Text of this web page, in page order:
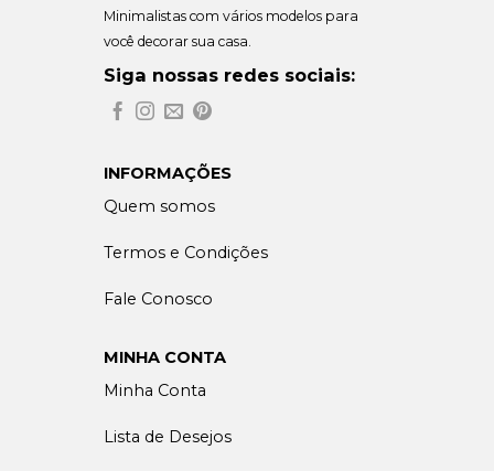
Minimalistas com vários modelos para
você decorar sua casa.
Siga nossas redes sociais:
INFORMAÇÕES
Quem somos
Termos e Condições
Fale Conosco
MINHA CONTA
Minha Conta
Lista de Desejos